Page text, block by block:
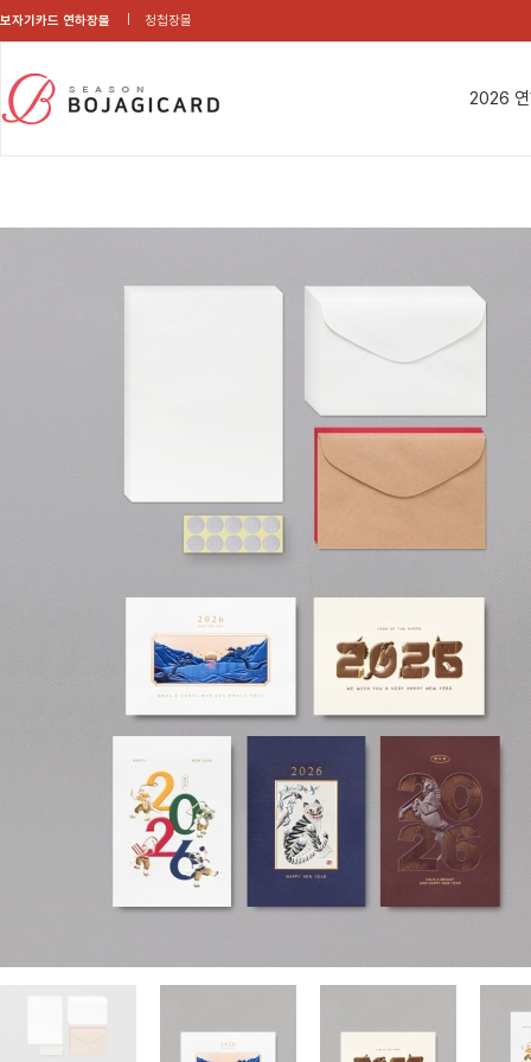
보자기카드 연하장몰 청첩장몰
2026